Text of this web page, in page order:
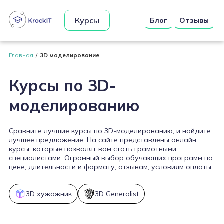
Курсы Блог Отзывы
Главная 3D моделирование
Курсы по 3D-
моделированию
Сравните лучшие курсы по 3D-моделированию, и найдите
лучшее предложение. На сайте представлены онлайн
курсы, которые позволят вам стать грамотными
специалистами. Огромный выбор обучающих программ по
цене, длительности и формату, отзывам, условиям оплаты.
3D хужожник 3D Generalist